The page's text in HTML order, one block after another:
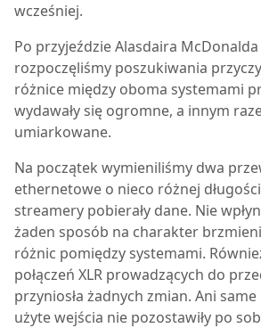
wcześniej.
Po przyjeździe Alasdaira
rozpoczęliśmy poszukiwania
różnice między oboma systemami
wydawały się ogromne, a innym
umiarkowane.
Na początek wymieniliśmy dwa
ethernetowe o nieco różnej
streamery pobierały dane. Nie
żaden sposób na charakter
różnic pomiędzy systemami.
połączeń XLR prowadzących do
przyniosła żadnych zmian. Ani
użyte wejścia nie pozostawiły po